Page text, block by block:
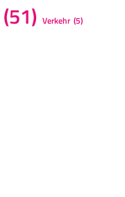
(51) Verkehr (5)